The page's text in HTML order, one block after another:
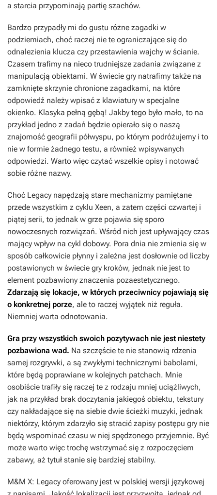
a starcia przypominają partię szachów.
Bardzo przypadły mi do gustu różne zagadki w
podziemiach, choć raczej nie te ograniczające się do
odnalezienia klucza czy przestawienia wajchy w ścianie.
Czasem trafimy na nieco trudniejsze zadania związane z
manipulacją obiektami. W świecie gry natrafimy także na
zamknięte skrzynie chronione zagadkami, na które
odpowiedź należy wpisać z klawiatury w specjalne
okienko. Klasyka pełną gębą! Jakby tego było mało, to na
przykład jedno z zadań będzie opierało się o naszą
znajomość geografii półwyspu, po którym podróżujemy i to
nie w formie żadnego testu, a również wpisywanych
odpowiedzi. Warto więc czytać wszelkie opisy i notować
sobie różne nazwy.
Choć Legacy napędzają stare mechanizmy pamiętane
przede wszystkim z cyklu Xeen, a zatem części czwartej i
piątej serii, to jednak w grze pojawia się sporo
nowoczesnych rozwiązań. Wśród nich jest upływający czas
mający wpływ na cykl dobowy. Pora dnia nie zmienia się w
sposób całkowicie płynny i zależna jest dosłownie od liczby
postawionych w świecie gry kroków, jednak nie jest to
element pozbawiony znaczenia pozaestetycznego.
Zdarzają się lokacje, w których przeciwnicy pojawiają się
o konkretnej porze, ale to raczej wyjątek niż reguła.
Niemniej warta odnotowania.
Gra przy wszystkich swoich pozytywach nie jest niestety
pozbawiona wad. Na szczęście te nie stanowią rdzenia
samej rozgrywki, a są zwykłymi technicznymi babolami,
które będą poprawiane w kolejnych patchach. Mnie
osobiście trafiły się raczej te z rodzaju mniej uciążliwych,
jak na przykład brak doczytania jakiegoś obiektu, tekstury
czy nakładające się na siebie dwie ścieżki muzyki, jednak
niektórzy, którym zdarzyło się stracić zapisy postępu gry nie
będą wspominać czasu w niej spędzonego przyjemnie. Być
może warto więc trochę wstrzymać się z rozpoczęciem
zabawy, aż tytuł stanie się bardziej stabilny.
M&M X: Legacy oferowany jest w polskiej wersji językowej